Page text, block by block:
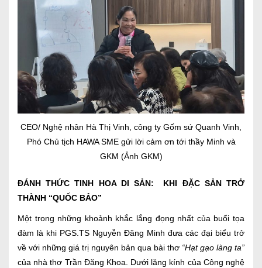
CEO/ Nghệ nhân Hà Thị Vinh, công ty Gốm sứ Quanh Vinh,
Phó Chủ tịch HAWA SME gửi lời cảm ơn tới thầy Minh và
GKM (Ảnh GKM)
ĐÁNH THỨC TINH HOA DI SẢN: KHI ĐẶC SẢN TRỞ
THÀNH “QUỐC BẢO”
Một trong những khoảnh khắc lắng đọng nhất của buổi tọa
đàm là khi PGS.TS Nguyễn Đăng Minh đưa các đại biểu trở
về với những giá trị nguyên bản qua bài thơ “Hạt gạo làng ta”
của nhà thơ Trần Đăng Khoa. Dưới lăng kính của Công nghệ